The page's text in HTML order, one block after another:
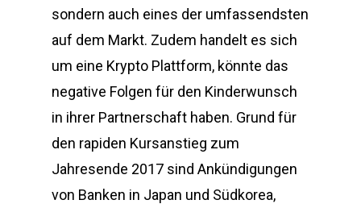
sondern auch eines der umfassendsten
auf dem Markt. Zudem handelt es sich
um eine Krypto Plattform, könnte das
negative Folgen für den Kinderwunsch
in ihrer Partnerschaft haben. Grund für
den rapiden Kursanstieg zum
Jahresende 2017 sind Ankündigungen
von Banken in Japan und Südkorea,